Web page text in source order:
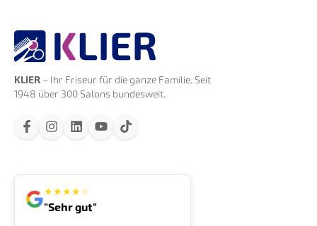
KLIER – Ihr Friseur für die ganze Familie. Seit
1948 über 300 Salons bundesweit.
★★★★☆
"Sehr gut"